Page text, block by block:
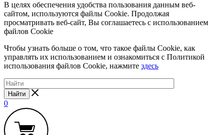
В целях обеспечения удобства пользования данным веб-
сайтом, используются файлы Cookie. Продолжая
просматривать веб-сайт, Вы соглашаетесь с использованием
файлов Cookie
Чтобы узнать больше о том, что такое файлы Cookie, как
управлять их использованием и ознакомиться с Политикой
использования файлов Cookie, нажмите здесь
Найти
0